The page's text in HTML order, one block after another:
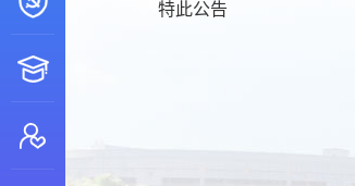
特此公告